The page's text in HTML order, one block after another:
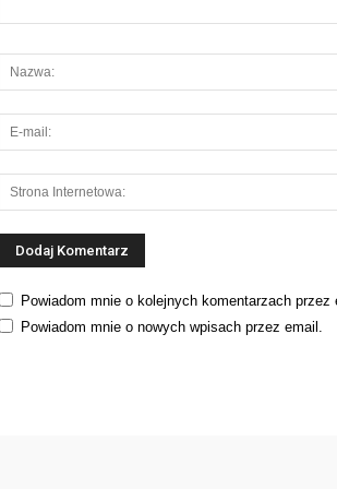
Powiadom mnie o kolejnych komentarzach przez
Powiadom mnie o nowych wpisach przez email.